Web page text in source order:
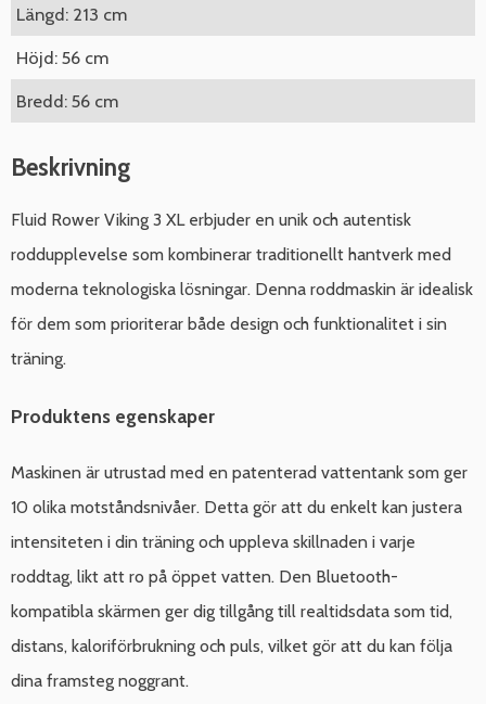
Längd: 213 cm
Höjd: 56 cm
Bredd: 56 cm
Beskrivning
Fluid Rower Viking 3 XL erbjuder en unik och autentisk
roddupplevelse som kombinerar traditionellt hantverk med
moderna teknologiska lösningar. Denna roddmaskin är idealisk
för dem som prioriterar både design och funktionalitet i sin
träning.
Produktens egenskaper
Maskinen är utrustad med en patenterad vattentank som ger
10 olika motståndsnivåer. Detta gör att du enkelt kan justera
intensiteten i din träning och uppleva skillnaden i varje
roddtag, likt att ro på öppet vatten. Den Bluetooth-
kompatibla skärmen ger dig tillgång till realtidsdata som tid,
distans, kaloriförbrukning och puls, vilket gör att du kan följa
dina framsteg noggrant.